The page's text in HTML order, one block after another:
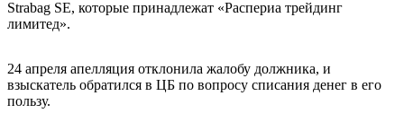
Strabag SE, которые принадлежат «Распериа трейдинг
лимитед».
24 апреля апелляция отклонила жалобу должника, и
взыскатель обратился в ЦБ по вопросу списания денег в его
пользу.